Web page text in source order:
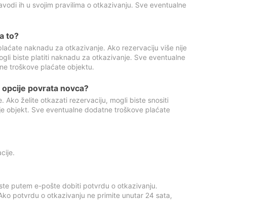
ih u svojim pravilima o otkazivanju. Sve eventualne
to?
naknadu za otkazivanje. Ako rezervaciju više nije
biste platiti naknadu za otkazivanje. Sve eventualne
troškove plaćate objektu.
povrata novca?
Ako želite otkazati rezervaciju, mogli biste snositi
objekt. Sve eventualne dodatne troškove plaćate
putem e-pošte dobiti potvrdu o otkazivanju.
potvrdu o otkazivanju ne primite unutar 24 sata,